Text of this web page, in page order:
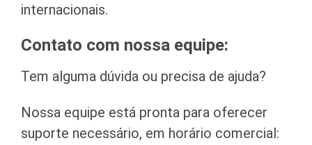
internacionais.
Contato com nossa equipe:
Tem alguma dúvida ou precisa de ajuda?
Nossa equipe está pronta para oferecer
suporte necessário, em horário comercial: